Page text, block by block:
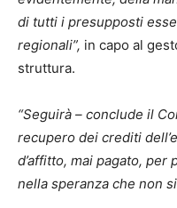
di tutti i presupposti
regionali”, in capo al
struttura.
“Seguirà – conclude il
recupero dei crediti
d’affitto, mai pagato,
nella speranza che non